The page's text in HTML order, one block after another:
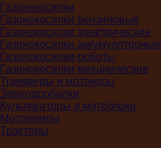
Газонокосилки
Газонокосилки бензиновые
Газонокосилки электрические
Газонокосилки аккумуляторные
Газонокосилки-роботы
Газонокосилки механические
Триммеры и мотокосы
Зернодробилки
Культиваторы и мотоблоки
Мотопомпы
Тракторы